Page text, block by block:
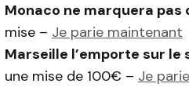
Monaco ne marquera pas
mise – Je parie maintenant
Marseille l’emporte sur le
une mise de 100€ – Je